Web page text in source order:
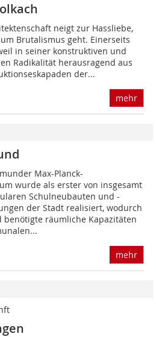
neigt zur Hassliebe,
Brutalismus geht. Einerseits
in seiner konstruktiven und
Radikalität herausragend aus
der...
mehr
Max-Planck-
wurde als erster von insgesamt
Schulneubauten und -
der Stadt realisiert, wodurch
benötigte räumliche Kapazitäten
mehr